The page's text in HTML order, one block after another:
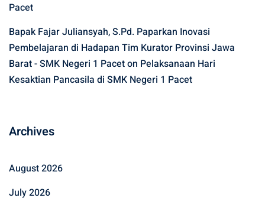
Pacet
Bapak Fajar Juliansyah, S.Pd. Paparkan Inovasi
Pembelajaran di Hadapan Tim Kurator Provinsi Jawa
Barat - SMK Negeri 1 Paceton Pelaksanaan Hari
Kesaktian Pancasila di SMK Negeri 1 Pacet
Archives
August 2026
July 2026